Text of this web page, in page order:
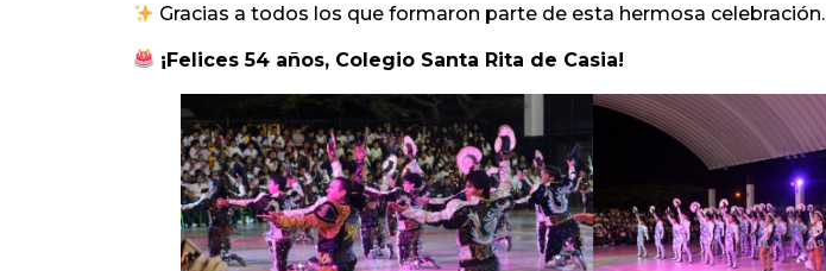
Gracias a todos los que formaron parte de esta hermosa celebración.
¡Felices 54 años, Colegio Santa Rita de Casia!